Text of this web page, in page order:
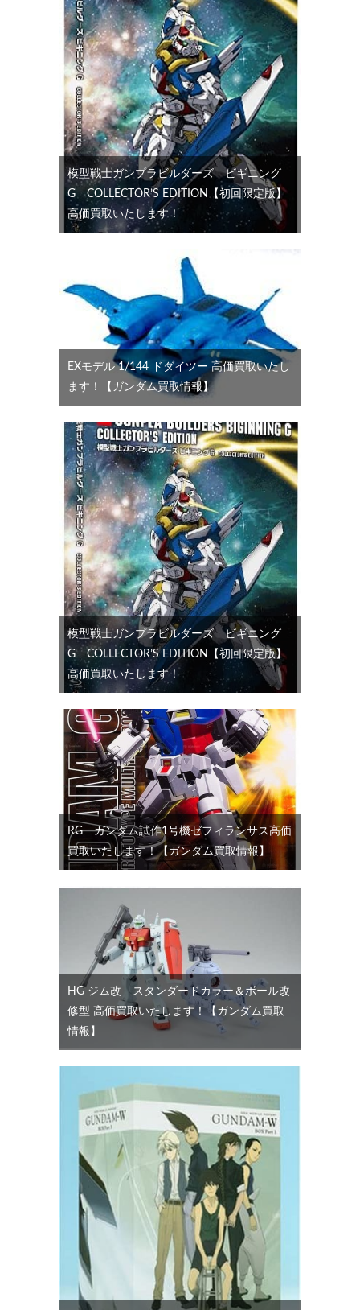
模型戦士ガンプラビルダーズ ビギニング
G COLLECTOR’S EDITION【初回限定版】
高価買取いたします！
EXモデル 1/144 ドダイツー 高価買取いたし
ます！【ガンダム買取情報】
模型戦士ガンプラビルダーズ ビギニング
G COLLECTOR’S EDITION【初回限定版】
高価買取いたします！
RG ガンダム試作1号機ゼフィランサス高価
買取いたします！【ガンダム買取情報】
HG ジム改 スタンダードカラー＆ボール改
修型 高価買取いたします！【ガンダム買取
情報】